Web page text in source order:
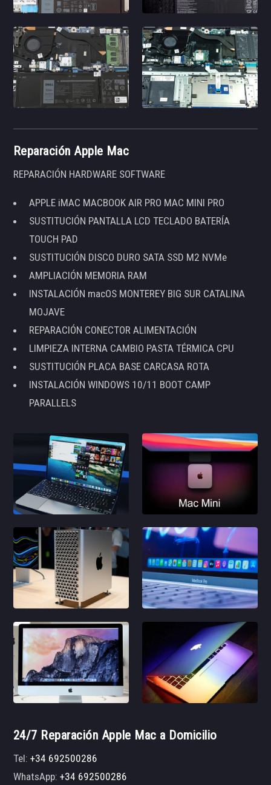
Reparación Apple Mac
REPARACIÓN HARDWARE SOFTWARE
APPLE iMAC MACBOOK AIR PRO MAC MINI PRO
SUSTITUCIÓN PANTALLA LCD TECLADO BATERÍA
TOUCH PAD
SUSTITUCIÓN DISCO DURO SATA SSD M2 NVMe
AMPLIACIÓN MEMORIA RAM
INSTALACIÓN macOS MONTEREY BIG SUR CATALINA
MOJAVE
REPARACIÓN CONECTOR ALIMENTACIÓN
LIMPIEZA INTERNA CAMBIO PASTA TÉRMICA CPU
SUSTITUCIÓN PLACA BASE CARCASA ROTA
INSTALACIÓN WINDOWS 10/11 BOOT CAMP
PARALLELS
24/7 Reparación Apple Mac a Domicilio
Tel:+34 692500286
WhatsApp:+34 692500286